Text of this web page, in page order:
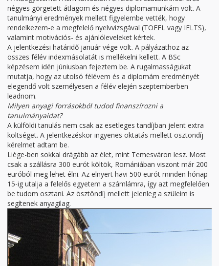
négyes görgetett átlagom és négyes diplomamunkám volt. A
tanulmányi eredmények mellett figyelembe vették, hogy
rendelkezem-e a megfelelő nyelvvizsgával (TOEFL vagy IELTS),
valamint motivációs- és ajánlóleveleket kértek.
A jelentkezési határidő január vége volt. A pályázathoz az
összes félév indexmásolatát is mellékelni kellett. A BSc
képzésem idén júniusban fejeztem be. A rugalmasságukat
mutatja, hogy az utolsó félévem és a diplomám eredményét
elegendő volt személyesen a félév elején szeptemberben
leadnom.
Milyen anyagi forrásokból tudod finanszírozni a
tanulmányaidat?
A külföldi tanulás nem csak az esetleges tandíjban jelent extra
költséget. A jelentkezéskor ingyenes oktatás mellett ösztöndíj
kérelmet adtam be.
Liège-ben sokkal drágább az élet, mint Temesváron lesz. Most
csak a szállásra 300 eurót költök, Romániában viszont már 200
euróból meg lehet élni. Az elnyert havi 500 eurót minden hónap
15-ig utalja a felelős egyetem a számlámra, így azt megfelelően
be tudom osztani. Az ösztöndíj mellett jelenleg a szüleim is
segítenek anyagilag.